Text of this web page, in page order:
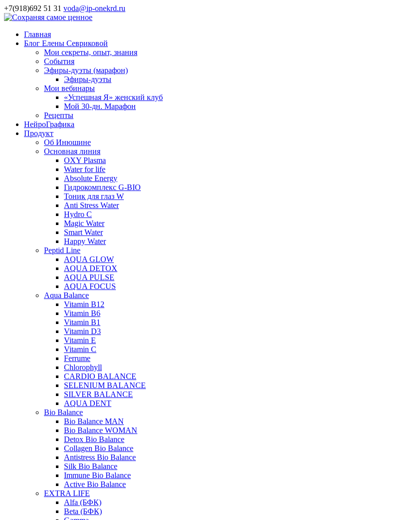
+7(918)692 51 31 voda@ip-onekrd.ru
Главная
Блог Елены Севриковой
Мои секреты, опыт, знания
События
Эфиры-дуэты (марафон)
Эфиры-дуэты
Мои вебинары
«Успешная Я» женский клуб
Мой 30-дн. Марафон
Рецепты
НейроГрафика
Продукт
Об Инюшине
Основная линия
OXY Plasma
Water for life
Absolute Energy
Гидрокомплекс G-BIO
Тоник для глаз W
Anti Stress Water
Hydro C
Magic Water
Smart Water
Happy Water
Peptid Line
AQUA GLOW
AQUA DETOX
AQUA PULSE
AQUA FOCUS
Aqua Balance
Vitamin B12
Vitamin B6
Vitamin B1
Vitamin D3
Vitamin E
Vitamin C
Ferrume
Chlorophyll
CARDIO BALANCE
SELENIUM BALANCE
SILVER BALANCE
AQUA DENT
Bio Balance
Bio Balance MAN
Bio Balance WOMAN
Detox Bio Balance
Collagen Bio Balance
Antistress Bio Balance
Silk Bio Balance
Immune Bio Balance
Active Bio Balance
EXTRA LIFE
Alfa (БФК)
Вeta (БФК)